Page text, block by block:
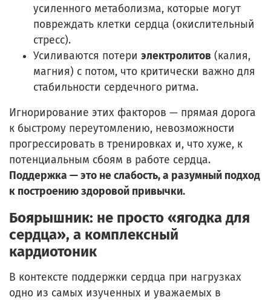
усиленного метаболизма, которые могут
повреждать клетки сердца (окислительный
стресс).
Усиливаются потери электролитов (калия,
магния) с потом, что критически важно для
стабильности сердечного ритма.
Игнорирование этих факторов — прямая дорога
к быстрому переутомлению, невозможности
прогрессировать в тренировках и, что хуже, к
потенциальным сбоям в работе сердца.
Поддержка — это не слабость, а разумный подход
к построению здоровой привычки.
Боярышник: не просто «ягодка для
сердца», а комплексный
кардиотоник
В контексте поддержки сердца при нагрузках
одно из самых изученных и уважаемых в